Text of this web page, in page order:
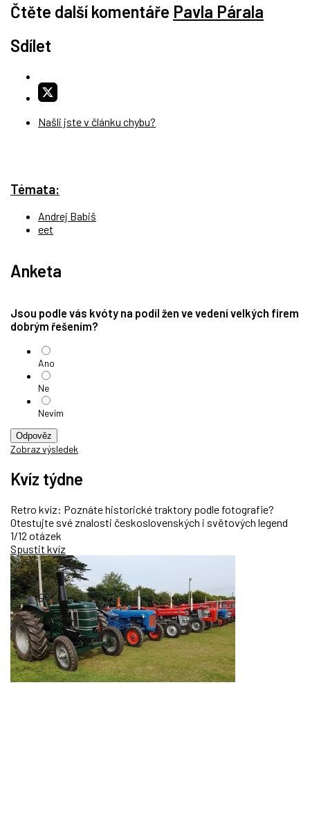
Čtěte další komentáře Pavla Párala
Sdílet
Našli jste v článku chybu?
Témata:
Andrej Babiš
eet
Anketa
Jsou podle vás kvóty na podíl žen ve vedení velkých firem
dobrým řešením?
Ano
Ne
Nevím
Odpověz
Zobraz výsledek
Kvíz týdne
Retro kvíz: Poznáte historické traktory podle fotografie?
Otestujte své znalosti československých i světových legend
1/12 otázek
Spustit kvíz